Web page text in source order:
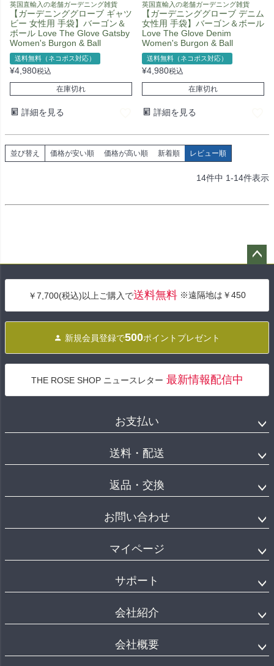
英国直輸入の老舗ガーデニング雑貨
【ガーデニンググローブ ギャツ
ビー 女性用 手袋】バーゴン＆
ボール Love The Glove Gatsby
Women's Burgon & Ball
送料無料（ネコポス対応）
¥4,980税込
在庫切れ
詳細を見る
英国直輸入の老舗ガーデニング雑貨
【ガーデニンググローブ デニム
女性用 手袋】バーゴン＆ボール
Love The Glove Denim
Women's Burgon & Ball
送料無料（ネコポス対応）
¥4,980税込
在庫切れ
詳細を見る
並び替え 価格が安い順 価格が高い順 新着順 レビュー順
14件中 1-14件表示
へ
￥7,700(税込)以上ご購入で送料無料 ※遠隔地は￥450
新規会員登録で500ポイントプレゼント
THE ROSE SHOP ニュースレター 最新情報配信中
お支払い
送料・配送
返品・交換
お問い合わせ
マイページ
サポート
会社紹介
会社概要